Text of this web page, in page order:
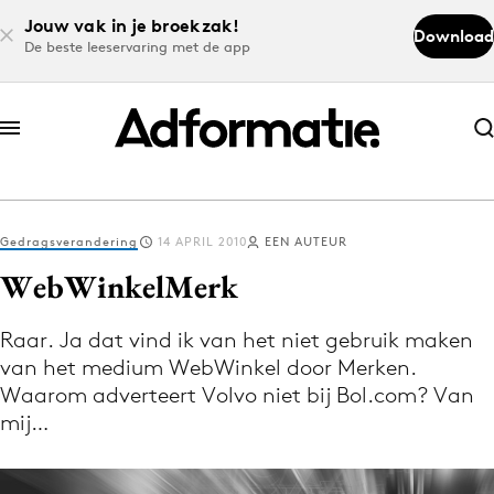
Jouw vak in je broekzak!
De beste leeservaring met de app
Download
Abonneer nu
Abonneer nu
Log in
Download de app
Volg het laatste nieuws via de Adformatie
Nieuws app
Gedragsverandering 14 APRIL 2010 EEN AUTEUR
WebWinkelMerk
Raar. Ja dat vind ik van het niet gebruik maken
van het medium WebWinkel door Merken.
Waarom adverteert Volvo niet bij Bol.com? Van
mij…